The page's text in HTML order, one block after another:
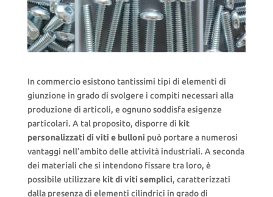
In commercio esistono tantissimi tipi di elementi di
giunzione in grado di svolgere i compiti necessari alla
produzione di articoli, e ognuno soddisfa esigenze
particolari. A tal proposito, disporre di kit
personalizzati di viti e bullonipuò portare a numerosi
vantaggi nell’ambito delle attività industriali. A seconda
dei materiali che si intendono fissare tra loro, è
possibile utilizzare kit di viti semplici, caratterizzati
dalla presenza di elementi cilindrici in grado di